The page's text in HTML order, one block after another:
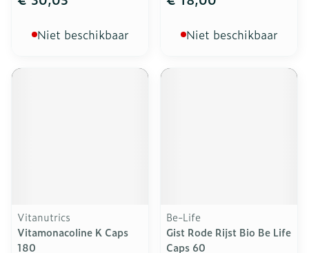
Niet beschikbaar Niet beschikbaar
Vitanutrics
Vitamonacoline K Caps
180
Be-Life
Gist Rode Rijst Bio Be Life
Caps 60